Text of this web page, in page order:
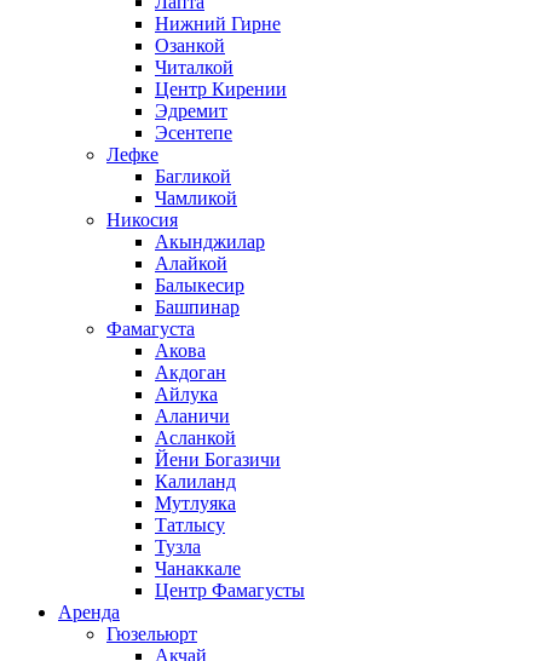
Нижний Гирне
Озанкой
Читалкой
Центр Кирении
Эдремит
Эсентепе
Лефке
Багликой
Чамликой
Никосия
Акынджилар
Алайкой
Балыкесир
Башпинар
Фамагуста
Акова
Акдоган
Айлука
Аланичи
Асланкой
Йени Богазичи
Калиланд
Мутлуяка
Татлысу
Тузла
Чанаккале
Центр Фамагусты
Аренда
Гюзельюрт
Акчай